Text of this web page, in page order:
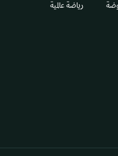
رياضة عالمية